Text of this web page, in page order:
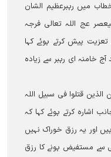
میں رہبرعظیم الشان
عج اللہ تعالی فرجہ
پیش کرتے ہوئے کہا
خامنہ ای رہبر سے زیادہ
قتلوا فی سبیل اللہ
اشارہ کرتے ہوئے کہا کہ
اور یہ رزق خوراک نہيں
سے مستفیض ہونے کا رزق